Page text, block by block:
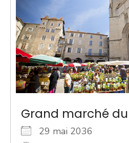
Grand marché
29 mai 2036